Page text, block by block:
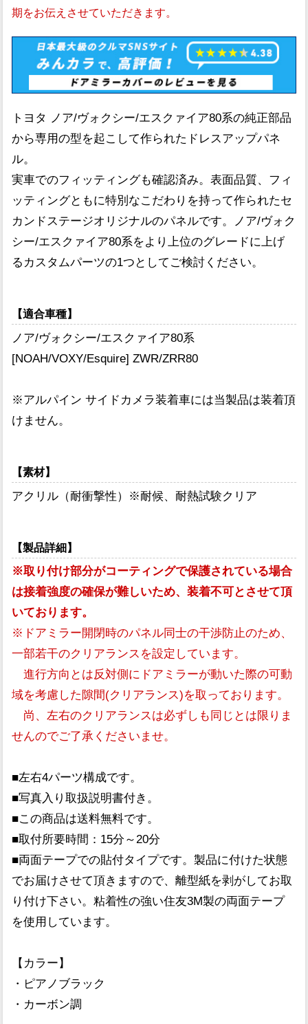
期をお伝えさせていただきます。
トヨタ ノア/ヴォクシー/エスクァイア80系の純正部品
から専用の型を起こして作られたドレスアップパネ
ル。
実車でのフィッティングも確認済み。表面品質、フィ
ッティングともに特別なこだわりを持って作られたセ
カンドステージオリジナルのパネルです。ノア/ヴォク
シー/エスクァイア80系をより上位のグレードに上げ
るカスタムパーツの1つとしてご検討ください。
【適合車種】
ノア/ヴォクシー/エスクァイア80系
[NOAH/VOXY/Esquire] ZWR/ZRR80
※アルパイン サイドカメラ装着車には当製品は装着頂
けません。
【素材】
アクリル（耐衝撃性）※耐候、耐熱試験クリア
【製品詳細】
※取り付け部分がコーティングで保護されている場合
は接着強度の確保が難しいため、装着不可とさせて頂
いております。
※ドアミラー開閉時のパネル同士の干渉防止のため、
一部若干のクリアランスを設定しています。
進行方向とは反対側にドアミラーが動いた際の可動
域を考慮した隙間(クリアランス)を取っております。
尚、左右のクリアランスは必ずしも同じとは限りま
せんのでご了承くださいませ。
■左右4パーツ構成です。
■写真入り取扱説明書付き。
■この商品は送料無料です。
■取付所要時間：15分～20分
■両面テープでの貼付タイプです。製品に付けた状態
でお届けさせて頂きますので、離型紙を剥がしてお取
り付け下さい。粘着性の強い住友3M製の両面テープ
を使用しています。
【カラー】
・ピアノブラック
・カーボン調